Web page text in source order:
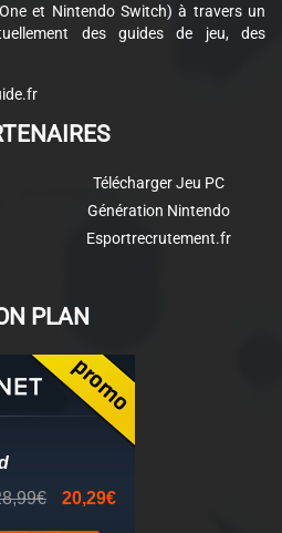
et Nintendo Switch) à travers un
des guides de jeu, des
Télécharger Jeu PC
Génération Nintendo
Esportrecrutement.fr
PLAN